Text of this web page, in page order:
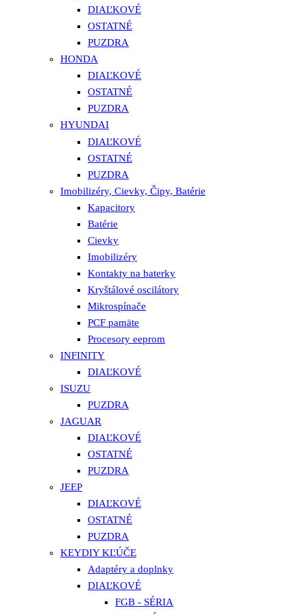
DIAĽKOVÉ
OSTATNÉ
PUZDRA
HONDA
DIAĽKOVÉ
OSTATNÉ
PUZDRA
HYUNDAI
DIAĽKOVÉ
OSTATNÉ
PUZDRA
Imobilizéry, Cievky, Čipy, Batérie
Kapacitory
Batérie
Cievky
Imobilizéry
Kontakty na baterky
Kryštálové oscilátory
Mikrospínače
PCF pamäte
Procesory eeprom
INFINITY
DIAĽKOVÉ
ISUZU
PUZDRA
JAGUAR
DIAĽKOVÉ
OSTATNÉ
PUZDRA
JEEP
DIAĽKOVÉ
OSTATNÉ
PUZDRA
KEYDIY KĽÚČE
Adaptéry a doplnky
DIAĽKOVÉ
FGB - SÉRIA